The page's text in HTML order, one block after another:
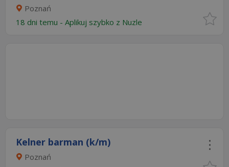
Poznań
18 dni temu - Aplikuj szybko z Nuzle
Kelner barman (k/m)
Poznań